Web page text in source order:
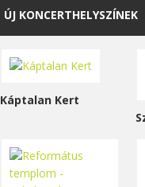
ÚJ KONCERTHELYSZÍNEK
Káptalan Kert